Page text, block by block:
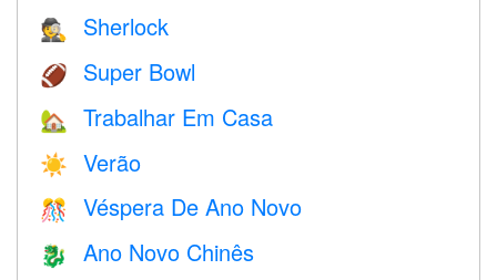
🕵️ Sherlock
🏈 Super Bowl
🏡 Trabalhar Em Casa
☀️ Verão
🎊 Véspera De Ano Novo
🐉 Ano Novo Chinês